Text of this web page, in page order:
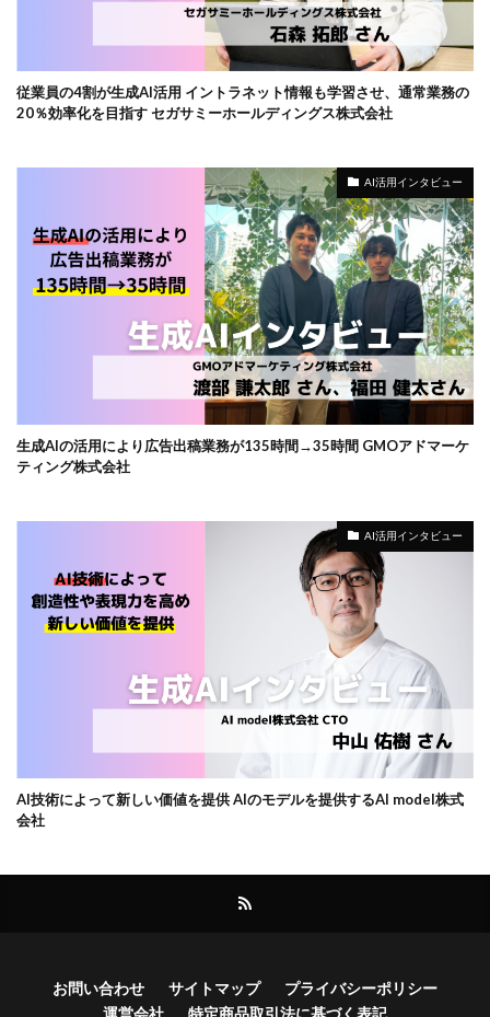
従業員の4割が生成AI活用 イントラネット情報も学習させ、通常業務の
20％効率化を目指す セガサミーホールディングス株式会社
AI活用インタビュー
生成AIの活用により広告出稿業務が135時間→35時間 GMOアドマーケ
ティング株式会社
AI活用インタビュー
AI技術によって新しい価値を提供 AIのモデルを提供するAI model株式
会社
お問い合わせ サイトマップ
プライバシーポリシー
運営会社
特定商品取引法に基づく表記